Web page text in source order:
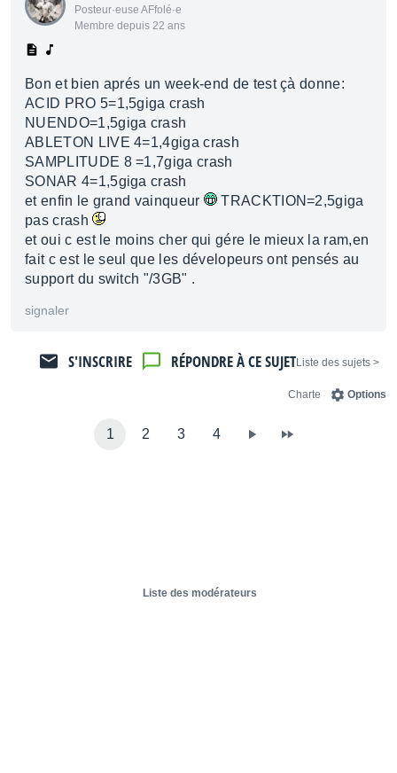
Posteur·euse AFfolé·e
Membre depuis 22 ans
Bon et bien aprés un week-end de test çà donne:
ACID PRO 5=1,5giga crash
NUENDO=1,5giga crash
ABLETON LIVE 4=1,4giga crash
SAMPLITUDE 8 =1,7giga crash
SONAR 4=1,5giga crash
et enfin le grand vainqueur
TRACKTION=2,5giga
pas crash
et oui c est le moins cher qui gére le mieux la ram,en
fait c est le seul que les dévelopeurs ont pensés au
support du switch "/3GB" .
signaler
< Liste des sujets
RÉPONDRE À CE SUJET
S'INSCRIRE
Options
Charte
1 2 3 4
Liste des modérateurs